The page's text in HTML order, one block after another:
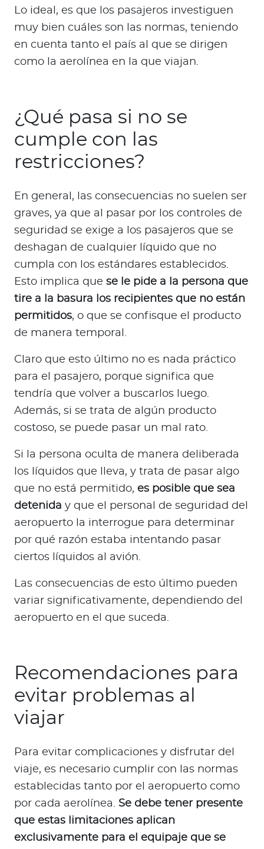
Lo ideal, es que los pasajeros investiguen
muy bien cuáles son las normas, teniendo
en cuenta tanto el país al que se dirigen
como la aerolínea en la que viajan.
¿Qué pasa si no se
cumple con las
restricciones?
En general, las consecuencias no suelen ser
graves, ya que al pasar por los controles de
seguridad se exige a los pasajeros que se
deshagan de cualquier líquido que no
cumpla con los estándares establecidos.
Esto implica que se le pide a la persona que
tire a la basura los recipientes que no están
permitidos, o que se confisque el producto
de manera temporal.
Claro que esto último no es nada práctico
para el pasajero, porque significa que
tendría que volver a buscarlos luego.
Además, si se trata de algún producto
costoso, se puede pasar un mal rato.
Si la persona oculta de manera deliberada
los líquidos que lleva, y trata de pasar algo
que no está permitido, es posible que sea
detenida y que el personal de seguridad del
aeropuerto la interrogue para determinar
por qué razón estaba intentando pasar
ciertos líquidos al avión.
Las consecuencias de esto último pueden
variar significativamente, dependiendo del
aeropuerto en el que suceda.
Recomendaciones para
evitar problemas al
viajar
Para evitar complicaciones y disfrutar del
viaje, es necesario cumplir con las normas
establecidas tanto por el aeropuerto como
por cada aerolínea. Se debe tener presente
que estas limitaciones aplican
exclusivamente para el equipaje que se